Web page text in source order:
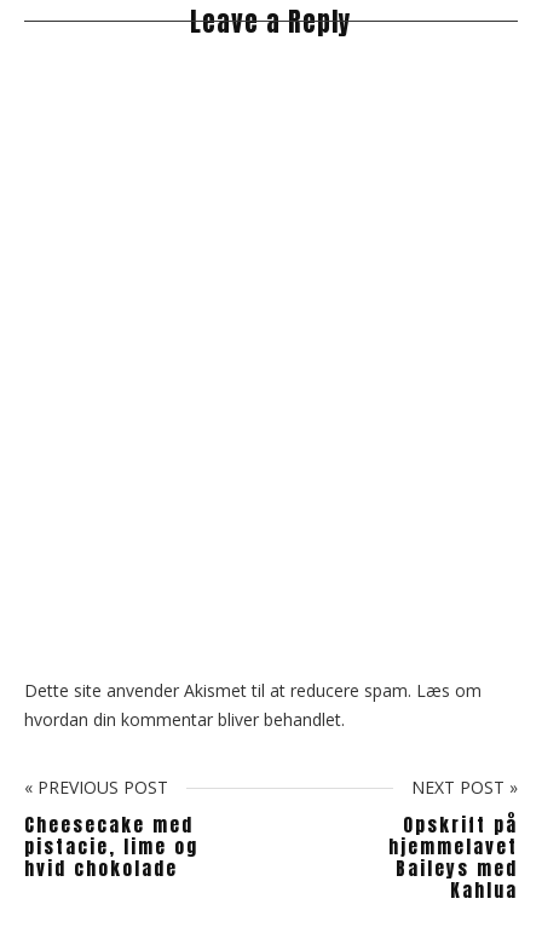
Leave a Reply
Dette site anvender Akismet til at reducere spam. Læs om
hvordan din kommentar bliver behandlet.
« PREVIOUS POST
Cheesecake med
pistacie, lime og
hvid chokolade
NEXT POST »
Opskrift på
hjemmelavet
Baileys med
Kahlua